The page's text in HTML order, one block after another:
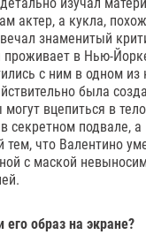
актер, а кукла,
знаменитый
проживает в Нью-
с ним в одном
была
вцепиться в
в секретном подвале,
тем, что Валентино
с маской
образ на экране?